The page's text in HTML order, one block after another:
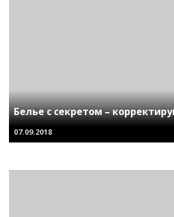
Белье с секретом –
07.09.2018